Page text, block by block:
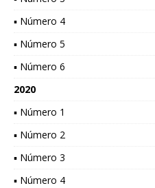
▪ Número 4
▪ Número 5
▪ Número 6
2020
▪ Número 1
▪ Número 2
▪ Número 3
▪ Número 4